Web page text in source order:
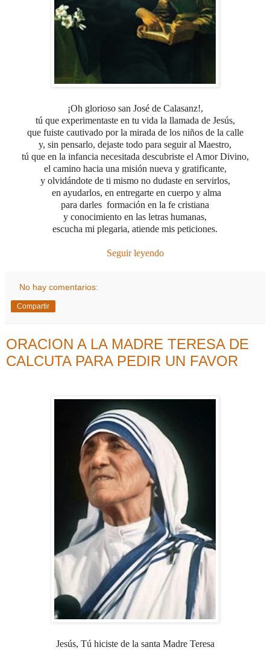
¡Oh glorioso san José de Calasanz!,
tú que experimentaste en tu vida la llamada de Jesús,
que fuiste cautivado por la mirada de los niños de la calle
y, sin pensarlo, dejaste todo para seguir al Maestro,
tú que en la infancia necesitada descubriste el Amor Divino,
el camino hacia una misión nueva y gratificante,
y olvidándote de ti mismo no dudaste en servirlos,
en ayudarlos, en entregarte en cuerpo y alma
para darles formación en la fe cristiana
y conocimiento en las letras humanas,
escucha mi plegaria, atiende mis peticiones.
Seguir leyendo
No hay comentarios:
Compartir
ORACION A LA MADRE TERESA DE
CALCUTA PARA PEDIR UN FAVOR
Jesús, Tú hiciste de la santa Madre Teresa